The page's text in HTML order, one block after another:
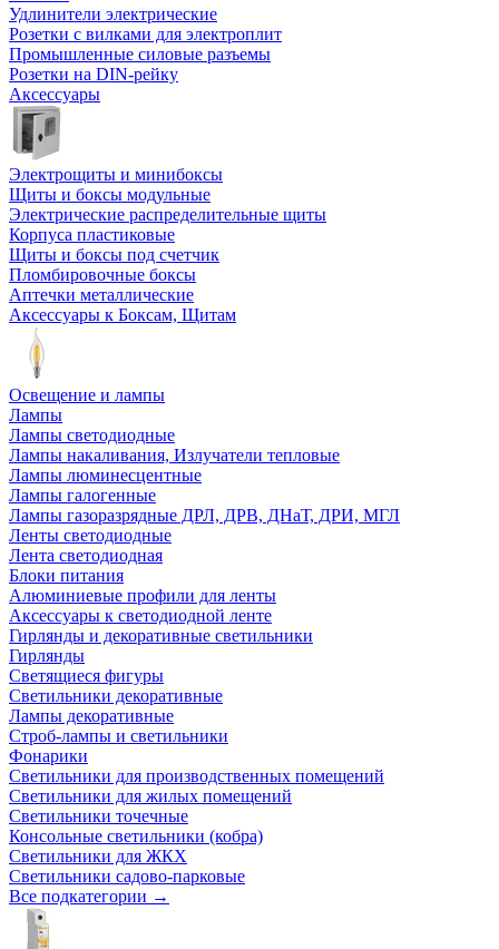
Удлинители электрические
Розетки с вилками для электроплит
Промышленные силовые разъемы
Розетки на DIN-рейку
Аксессуары
Электрощиты и минибоксы
Щиты и боксы модульные
Электрические распределительные щиты
Корпуса пластиковые
Щиты и боксы под счетчик
Пломбировочные боксы
Аптечки металлические
Аксессуары к Боксам, Щитам
Освещение и лампы
Лампы
Лампы светодиодные
Лампы накаливания, Излучатели тепловые
Лампы люминесцентные
Лампы галогенные
Лампы газоразрядные ДРЛ, ДРВ, ДНаТ, ДРИ, МГЛ
Ленты светодиодные
Лента светодиодная
Блоки питания
Алюминиевые профили для ленты
Аксессуары к светодиодной ленте
Гирлянды и декоративные светильники
Гирлянды
Светящиеся фигуры
Светильники декоративные
Лампы декоративные
Строб-лампы и светильники
Фонарики
Светильники для производственных помещений
Светильники для жилых помещений
Светильники точечные
Консольные светильники (кобра)
Светильники для ЖКХ
Светильники садово-парковые
Все подкатегории →